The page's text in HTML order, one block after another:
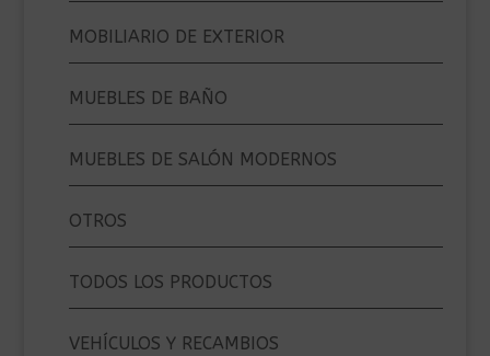
MOBILIARIO DE EXTERIOR
MUEBLES DE BAÑO
MUEBLES DE SALÓN MODERNOS
OTROS
TODOS LOS PRODUCTOS
VEHÍCULOS Y RECAMBIOS